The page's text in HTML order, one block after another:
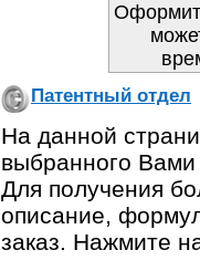
Патентный отдел
На данной
выбранного Вами
Для получения
описание,
заказ. Нажмите